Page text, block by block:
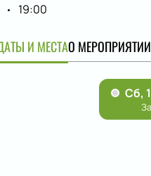
19:00
И МЕСТАО МЕРОПРИЯТИИ